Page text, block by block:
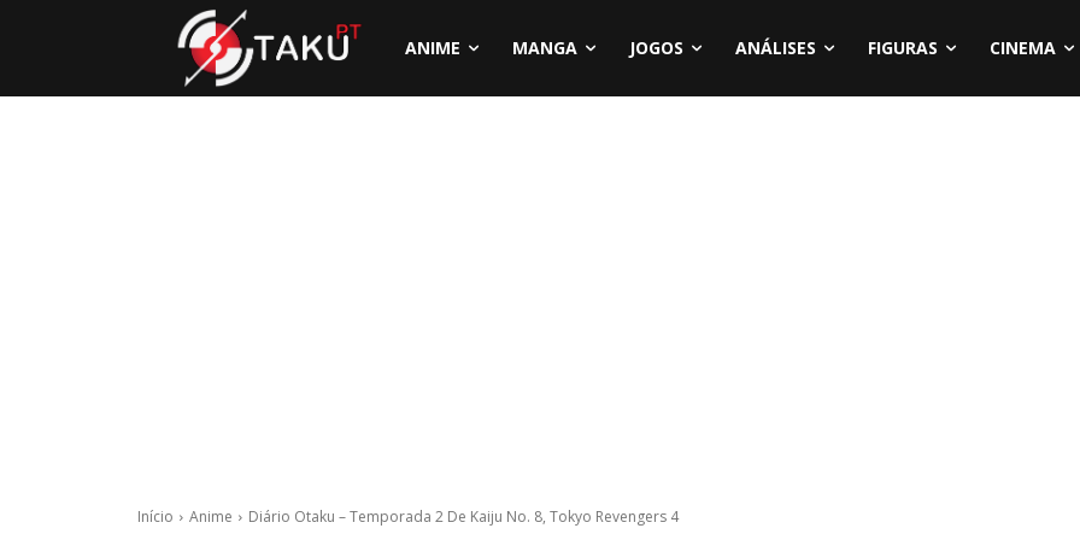
ANIME MANGA JOGOS ANÁLISES FIGURAS CINEMA
Início Anime Diário Otaku – Temporada 2 De Kaiju No. 8, Tokyo Revengers 4